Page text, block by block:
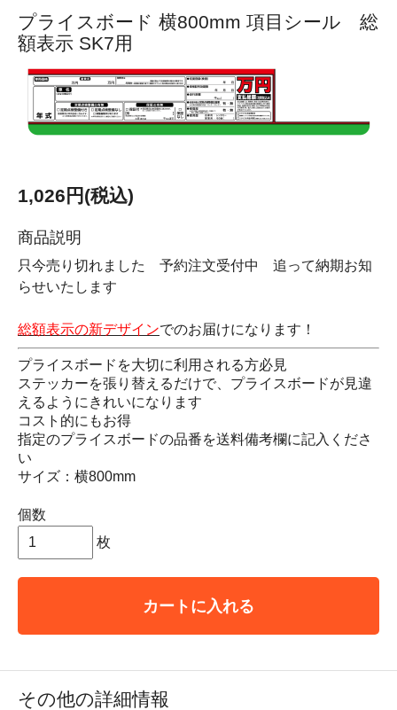
プライスボード 横800mm 項目シール 総
額表示 SK7用
1,026円(税込)
商品説明
只今売り切れました 予約注文受付中 追って納期お知
らせいたします
総額表示の新デザインでのお届けになります！
プライスボードを大切に利用される方必見
ステッカーを張り替えるだけで、プライスボードが見違
えるようにきれいになります
コスト的にもお得
指定のプライスボードの品番を送料備考欄に記入くださ
い
サイズ：横800mm
個数
枚
カートに入れる
その他の詳細情報